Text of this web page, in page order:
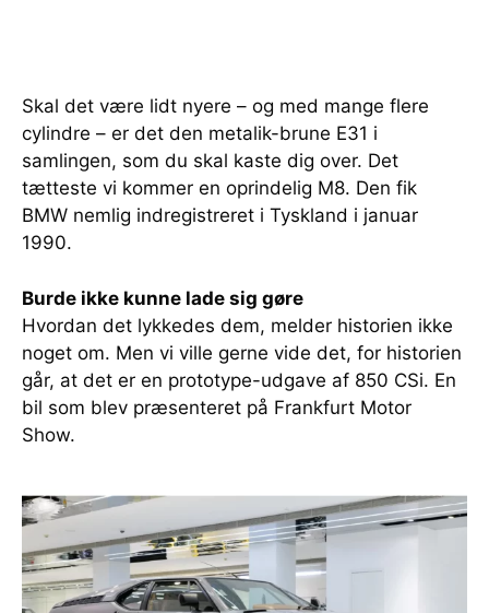
Skal det være lidt nyere – og med mange flere
cylindre – er det den metalik-brune E31 i
samlingen, som du skal kaste dig over. Det
tætteste vi kommer en oprindelig M8. Den fik
BMW nemlig indregistreret i Tyskland i januar
1990.
Burde ikke kunne lade sig gøre
Hvordan det lykkedes dem, melder historien ikke
noget om. Men vi ville gerne vide det, for historien
går, at det er en prototype-udgave af 850 CSi. En
bil som blev præsenteret på Frankfurt Motor
Show.